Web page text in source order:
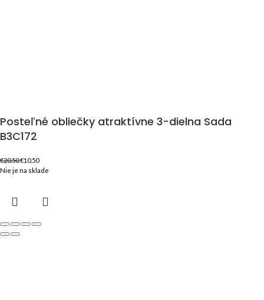
Posteľné obliečky atraktívne 3-dielna Sada
B3C172
€20.50€10.50
Nie je na sklade